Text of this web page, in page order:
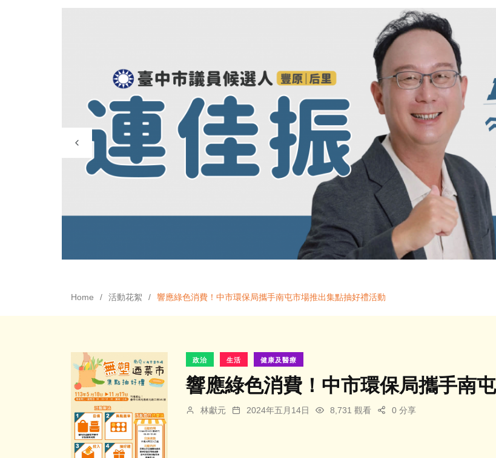
Home 活動花絮 響應綠色消費！中市環保局攜手南屯市場推出集點抽好禮活動
政治 生活 健康及醫療
響應綠色消費！中市環保局攜手南
林獻元 2024年五月14日 8,731 觀看 0 分享